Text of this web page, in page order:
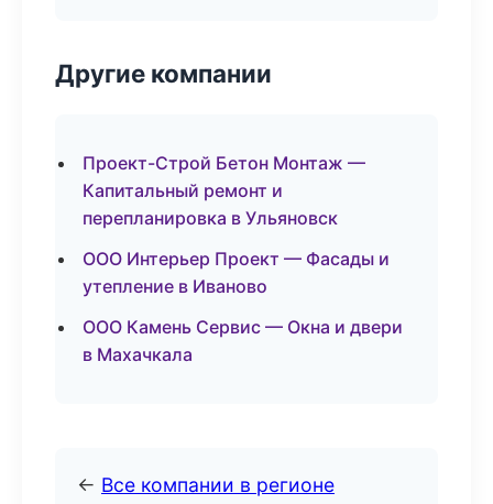
Другие компании
Проект-Строй Бетон Монтаж —
Капитальный ремонт и
перепланировка в Ульяновск
ООО Интерьер Проект — Фасады и
утепление в Иваново
ООО Камень Сервис — Окна и двери
в Махачкала
← Все компании в регионе